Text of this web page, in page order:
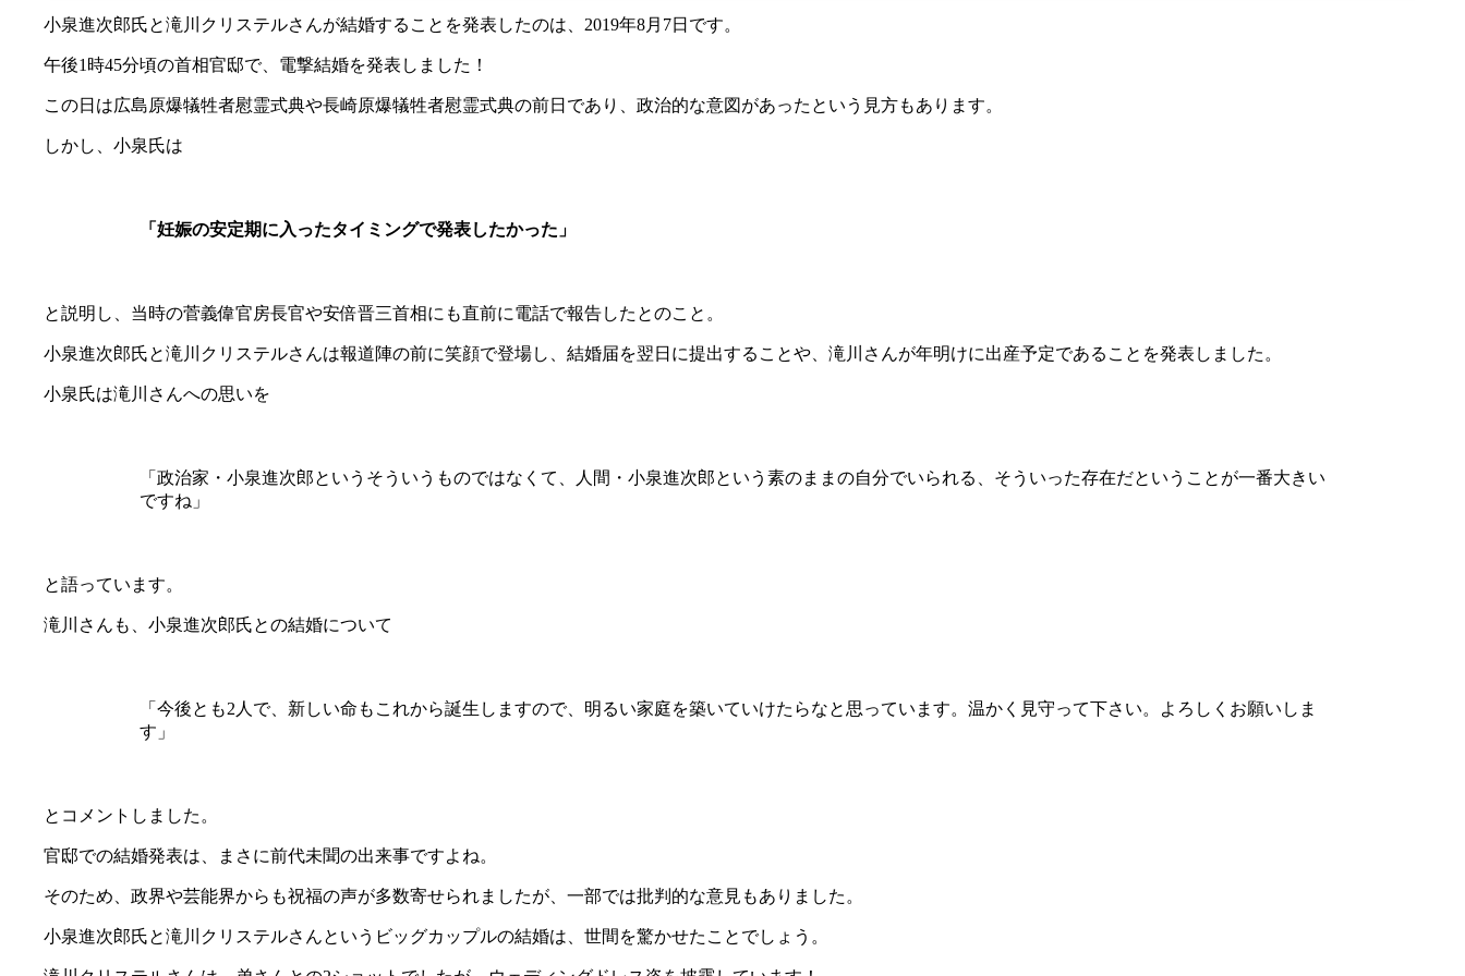
小泉進次郎氏と滝川クリステルさんが結婚することを発表したのは、2019年8月7日です。
午後1時45分頃の首相官邸で、電撃結婚を発表しました！
この日は広島原爆犠牲者慰霊式典や長崎原爆犠牲者慰霊式典の前日であり、政治的な意図があったという見方もあります。
しかし、小泉氏は
「妊娠の安定期に入ったタイミングで発表したかった」
と説明し、当時の菅義偉官房長官や安倍晋三首相にも直前に電話で報告したとのこと。
小泉進次郎氏と滝川クリステルさんは報道陣の前に笑顔で登場し、結婚届を翌日に提出することや、滝川さんが年明けに出産予定であることを発表しました。
小泉氏は滝川さんへの思いを
「政治家・小泉進次郎というそういうものではなくて、人間・小泉進次郎という素のままの自分でいられる、そういった存在だということが一番大きい
ですね」
と語っています。
滝川さんも、小泉進次郎氏との結婚について
「今後とも2人で、新しい命もこれから誕生しますので、明るい家庭を築いていけたらなと思っています。温かく見守って下さい。よろしくお願いしま
す」
とコメントしました。
官邸での結婚発表は、まさに前代未聞の出来事ですよね。
そのため、政界や芸能界からも祝福の声が多数寄せられましたが、一部では批判的な意見もありました。
小泉進次郎氏と滝川クリステルさんというビッグカップルの結婚は、世間を驚かせたことでしょう。